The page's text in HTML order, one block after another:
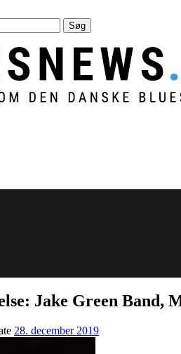
Jake Green Band,
28. december 2019